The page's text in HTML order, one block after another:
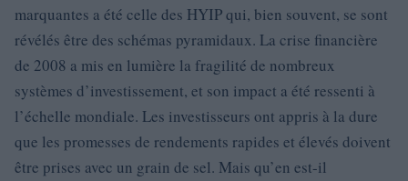
marquantes a été celle des HYIP qui, bien souvent, se sont
révélés être des schémas pyramidaux. La crise financière
de 2008 a mis en lumière la fragilité de nombreux
systèmes d’investissement, et son impact a été ressenti à
l’échelle mondiale. Les investisseurs ont appris à la dure
que les promesses de rendements rapides et élevés doivent
être prises avec un grain de sel. Mais qu’en est-il